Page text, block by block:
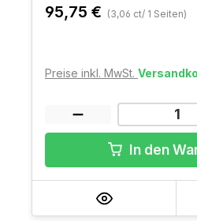
95,75 € (3,06 ct/ 1 Seiten)
Preise inkl. MwSt.
In den